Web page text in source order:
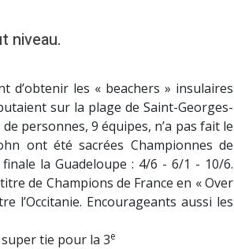
niveau.
d’obtenir les « beachers » insulaires
sur la plage de Saint-Georges-
personnes, 9 équipes, n’a pas fait le
ont été sacrées Championnes de
la Guadeloupe : 4/6 - 6/1 - 10/6.
de Champions de France en « Over
l’Occitanie. Encourageants aussi les
tie pour la 3e